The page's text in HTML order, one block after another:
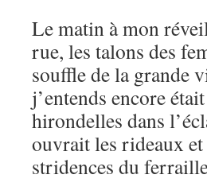
Le matin à mon
rue, les talons des
souffle de la grande
j’entends encore
hirondelles dans
ouvrait les rideaux
stridences du